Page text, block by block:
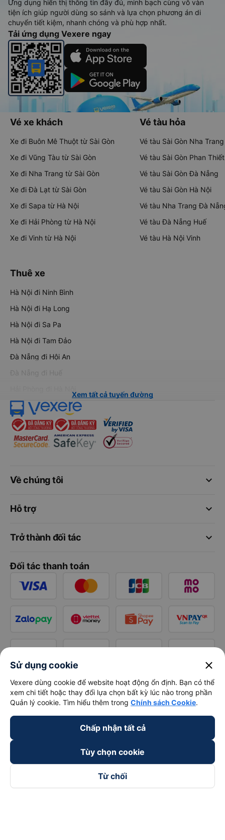
Ứng dụng hiển thị thông tin đầy đủ, minh bạch cùng vô vàn
tiện ích giúp người dùng so sánh và lựa chọn phương án di
chuyển tiết kiệm, nhanh chóng và phù hợp nhất.
Tải ứng dụng Vexere ngay
Vé xe khách
Xe đi Buôn Mê Thuột từ Sài Gòn
Xe đi Vũng Tàu từ Sài Gòn
Xe đi Nha Trang từ Sài Gòn
Xe đi Đà Lạt từ Sài Gòn
Xe đi Sapa từ Hà Nội
Xe đi Hải Phòng từ Hà Nội
Xe đi Vinh từ Hà Nội
Vé tàu hỏa
Vé tàu Sài Gòn Nha Trang
Vé tàu Sài Gòn Phan Thiết
Vé tàu Sài Gòn Đà Nẵng
Vé tàu Sài Gòn Hà Nội
Vé tàu Nha Trang Đà
Vé tàu Đà Nẵng Huế
Vé tàu Hà Nội Vinh
Thuê xe
Hà Nội đi Ninh Bình
Hà Nội đi Hạ Long
Hà Nội đi Sa Pa
Hà Nội đi Tam Đảo
Đà Nẵng đi Hội An
Đà Nẵng đi Huế
Xem tất cả tuyến đường
keyboard_arrow_down
Về chúng tôi
keyboard_arrow_down
Hỗ trợ
keyboard_arrow_down
Trở thành đối tác
Đối tác thanh toán
Sử dụng cookie close
Vexere dùng cookie để website hoạt động ổn định. Bạn có thể
xem chi tiết hoặc thay đổi lựa chọn bất kỳ lúc nào trong phần
Quản lý cookie. Tìm hiểu thêm trong Chính sách Cookie.
Chấp nhận tất cả
Tùy chọn cookie
Từ chối